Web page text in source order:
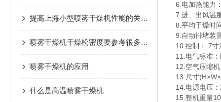
提高上海小型喷雾干燥机性能的关键技术
喷雾干燥机干燥松密度要参考很多方面的因素才能决定
喷雾干燥机的应用
什么是高温喷雾干燥机
6.电加热能力
7.进、出风温
8.平均干燥时
9.自动排堵装
10.控制： 7
11.电气标准
12.空气压缩
13.尺寸
14.电源电压
15.整机重量